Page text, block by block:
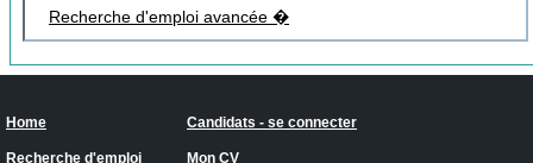
Recherche d'emploi avancée �
Home Candidats - se connecter
Recherche d'emploi Mon CV